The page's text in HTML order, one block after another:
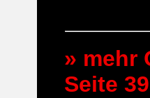
» mehr
Seite